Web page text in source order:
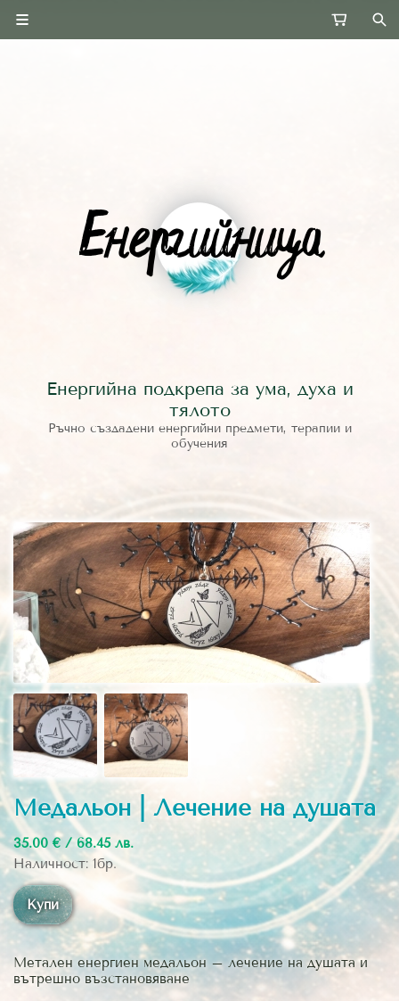
Енергийна подкрепа за ума, духа и
тялото
Ръчно създадени енергийни предмети, терапии и
обучения
Медальон | Лечение на душата
35.00 € / 68.45 лв.
Наличност: 1бр.
Купи
Метален енергиен медальон – лечение на душата и
вътрешно възстановяване